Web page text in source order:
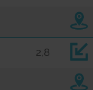
2,8